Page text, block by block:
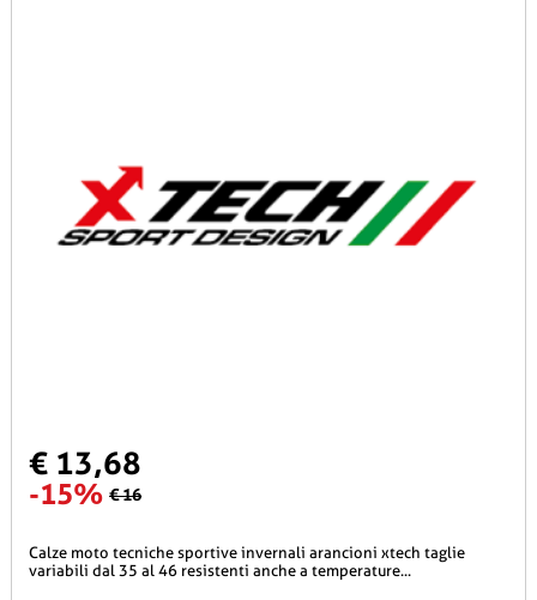
€ 13,68
-15% € 16
calze moto tecniche sportive invernali arancioni xtech taglie
variabili dal 35 al 46 resistenti anche a temperature...